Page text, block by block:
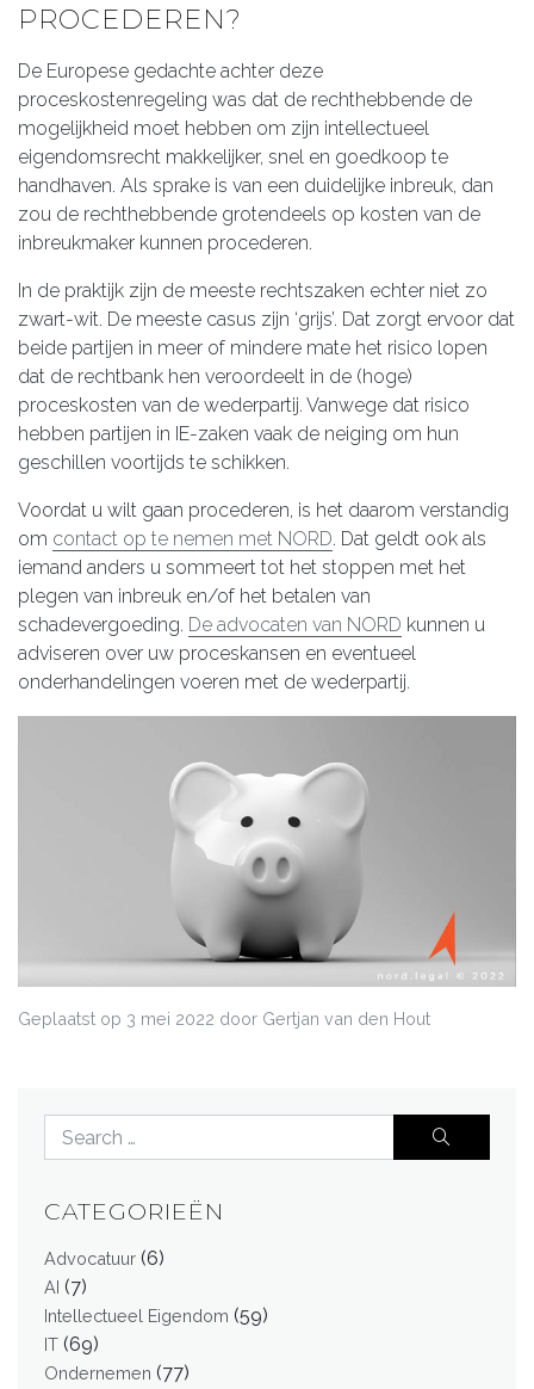
PROCEDEREN?
De Europese gedachte achter deze
proceskostenregeling was dat de rechthebbende de
mogelijkheid moet hebben om zijn intellectueel
eigendomsrecht makkelijker, snel en goedkoop te
handhaven. Als sprake is van een duidelijke inbreuk, dan
zou de rechthebbende grotendeels op kosten van de
inbreukmaker kunnen procederen.
In de praktijk zijn de meeste rechtszaken echter niet zo
zwart-wit. De meeste casus zijn ‘grijs’. Dat zorgt ervoor dat
beide partijen in meer of mindere mate het risico lopen
dat de rechtbank hen veroordeelt in de (hoge)
proceskosten van de wederpartij. Vanwege dat risico
hebben partijen in IE-zaken vaak de neiging om hun
geschillen voortijds te schikken.
Voordat u wilt gaan procederen, is het daarom verstandig
om contact op te nemen met NORD. Dat geldt ook als
iemand anders u sommeert tot het stoppen met het
plegen van inbreuk en/of het betalen van
schadevergoeding. De advocaten van NORD kunnen u
adviseren over uw proceskansen en eventueel
onderhandelingen voeren met de wederpartij.
Geplaatst op 3 mei 2022 door Gertjan van den Hout
CATEGORIEËN
Advocatuur (6)
AI (7)
Intellectueel Eigendom (59)
IT (69)
Ondernemen (77)